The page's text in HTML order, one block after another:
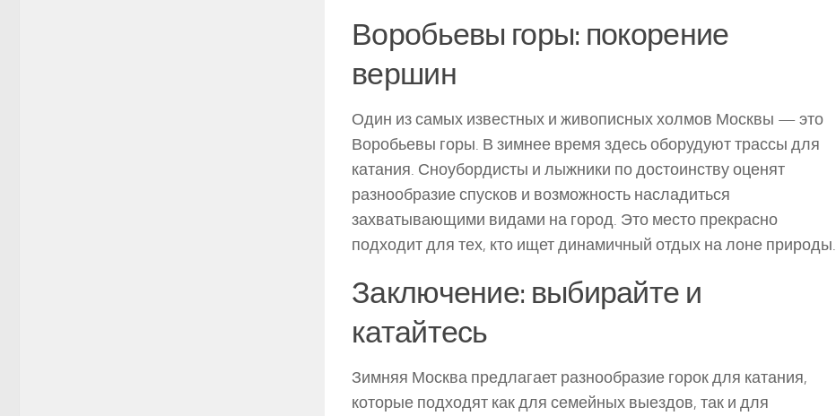
Воробьевы горы: покорение
вершин
Один из самых известных и живописных холмов Москвы — это
Воробьевы горы. В зимнее время здесь оборудуют трассы для
катания. Сноубордисты и лыжники по достоинству оценят
разнообразие спусков и возможность насладиться
захватывающими видами на город. Это место прекрасно
подходит для тех, кто ищет динамичный отдых на лоне природы.
Заключение: выбирайте и
катайтесь
Зимняя Москва предлагает разнообразие горок для катания,
которые подходят как для семейных выездов, так и для